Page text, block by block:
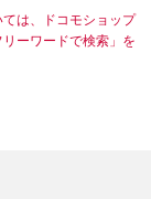
ては、ドコモショップ
ーワードで検索」を